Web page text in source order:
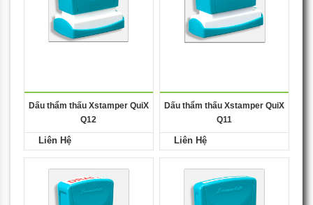
Dấu thẩm thấu Xstamper QuiX
Q12
Liên Hệ
Dấu thẩm thấu Xstamper QuiX
Q11
Liên Hệ